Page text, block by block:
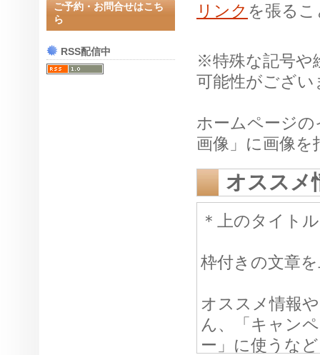
ご予約・お問合せはこち
ら
RSS配信中
リンク を張る
※特殊な記号や
可能性がござ
ホームページ
画像」に画像
オススメ
＊上のタイト
枠付きの文章
オススメ情報
ん、「キャン
ー」に使うな